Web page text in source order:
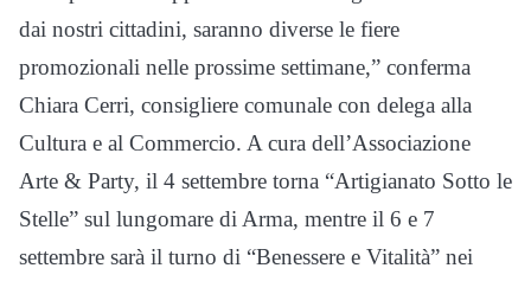
dai nostri cittadini, saranno diverse le fiere
promozionali nelle prossime settimane,” conferma
Chiara Cerri, consigliere comunale con delega alla
Cultura e al Commercio. A cura dell’Associazione
Arte & Party, il 4 settembre torna “Artigianato Sotto le
Stelle” sul lungomare di Arma, mentre il 6 e 7
settembre sarà il turno di “Benessere e Vitalità” nei